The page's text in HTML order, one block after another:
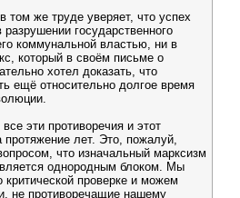
том же труде уверяет, что успех
государственного
коммунальной властью, ни в
который в своём письме о
хотел доказать, что
ещё относительно долгое время
эти противоречия и этот
протяжение лет. Это, пожалуй,
что изначальный марксизм
однородным блоком. Мы
критической проверке и можем
не противоречащие нашему